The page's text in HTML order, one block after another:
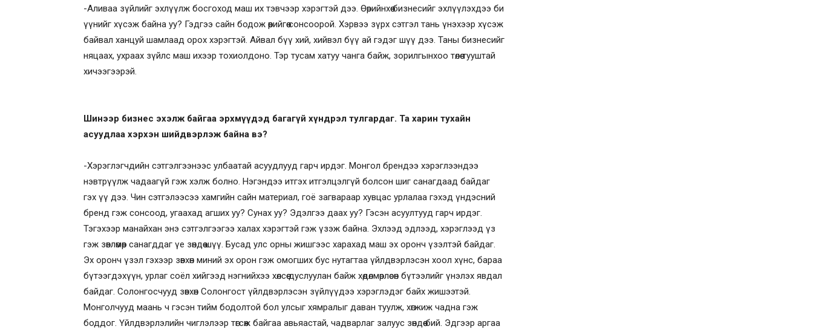
-Аливаа зүйлийг эхлүүлж босгоход маш их тэвчээр хэрэгтэй дээ. Өөрийнхөө бизнесийг эхлүүлэхдээ би
үүнийг хүсэж байна уу? Гэдгээ сайн бодож өөрийгөө сонсоорой. Хэрвээ зүрх сэтгэл тань үнэхээр хүсэж
байвал ханцуй шамлаад орох хэрэгтэй. Айвал бүү хий, хийвэл бүү ай гэдэг шүү дээ. Таны бизнесийг
няцаах, ухраах зүйлс маш ихээр тохиолдоно. Тэр тусам хатуу чанга байж, зорилгынхоо төлөө тууштай
хичээгээрэй.
Шинээр бизнес эхэлж байгаа эрхмүүдэд багагүй хүндрэл тулгардаг. Та харин тухайн
асуудлаа хэрхэн шийдвэрлэж байна вэ?
-Хэрэглэгчдийн сэтгэлгээнээс улбаатай асуудлууд гарч ирдэг. Монгол брендээ хэрэглээндээ
нэвтрүүлж чадаагүй гэж хэлж болно. Нэгэндээ итгэх итгэлцэлгүй болсон шиг санагдаад байдаг
гэх үү дээ. Чин сэтгэлээсээ хамгийн сайн материал, гоё загвараар хувцас урлалаа гэхэд үндэсний
бренд гэж сонсоод, угаахад агших уу? Сунах уу? Эдэлгээ даах уу? Гэсэн асуултууд гарч ирдэг.
Тэгэхээр манайхан энэ сэтгэлгээгээ халах хэрэгтэй гэж үзэж байна. Эхлээд эдлээд, хэрэглээд үз
гэж зөвлөмөөр санагддаг үе зөндөө шүү. Бусад улс орны жишгээс харахад маш эх оронч үзэлтэй байдаг.
Эх оронч үзэл гэхээр зөвхөн миний эх орон гэж омогших бус нутагтаа үйлдвэрлэсэн хоол хүнс, бараа
бүтээгдэхүүн, урлаг соёл хийгээд нэгнийхээ хөлсөө дуслуулан байж хөдөлмөрлөсөн бүтээлийг үнэлэх явдал
байдаг. Солонгосчууд зөвхөн Солонгост үйлдвэрлэсэн зүйлүүдээ хэрэглэдэг байх жишээтэй.
Монголчууд маань ч гэсэн тийм бодолтой бол улсыг хямралыг даван туулж, хөгжиж чадна гэж
боддог. Үйлдвэрлэлийн чиглэлээр төгсөж байгаа авьяастай, чадварлаг залуус зөндөө бий. Эдгээр аргаа